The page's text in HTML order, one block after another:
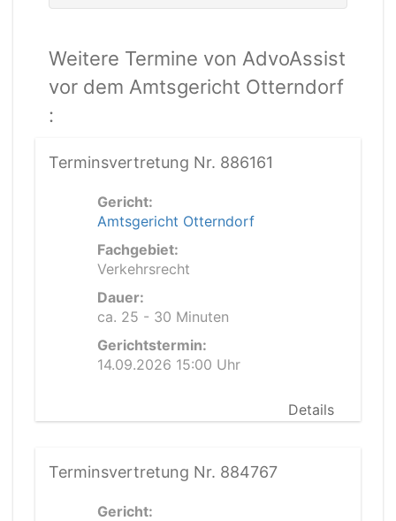
Weitere Termine von AdvoAssist
vor dem Amtsgericht Otterndorf
:
Terminsvertretung Nr. 886161
Gericht:
Amtsgericht Otterndorf
Fachgebiet:
Verkehrsrecht
Dauer:
ca. 25 - 30 Minuten
Gerichtstermin:
14.09.2026 15:00 Uhr
Details
Terminsvertretung Nr. 884767
Gericht: